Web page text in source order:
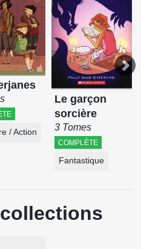
/ Action
Le garçon
sorcière
3 Tomes
COMPLÈTE
Fantastique